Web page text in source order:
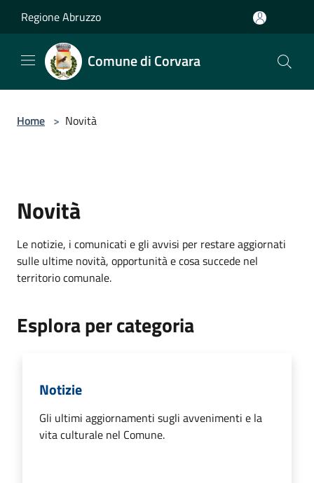
Regione Abruzzo
Comune di Corvara
Home > Novità
Novità
Le notizie, i comunicati e gli avvisi per restare aggiornati
sulle ultime novità, opportunità e cosa succede nel
territorio comunale.
Esplora per categoria
Notizie
Gli ultimi aggiornamenti sugli avvenimenti e la
vita culturale nel Comune.